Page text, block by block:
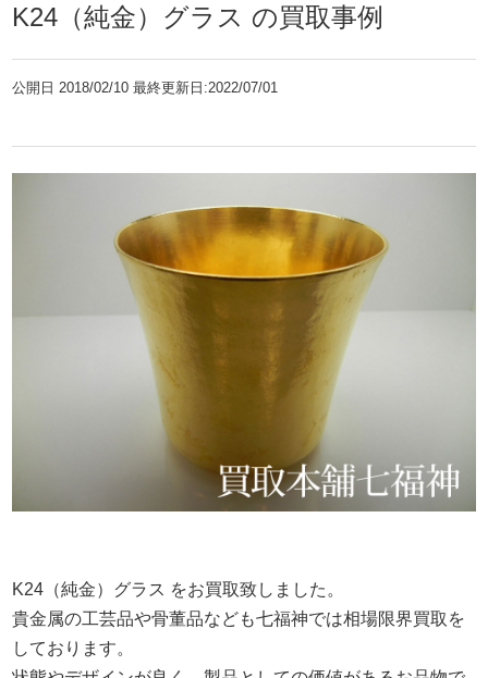
貨、置物、骨董価値のある金製品まで24金で出来たお品物
宅配買取共に1gから査定・買取中。24金の売却のご相談は
K24（純金）グラス の買取事例
公開日2018/02/10 最終更新日:2022/07/01
K24（純金）グラス をお買取致しました。
貴金属の工芸品や骨董品なども七福神では相場限界買取を
しております。